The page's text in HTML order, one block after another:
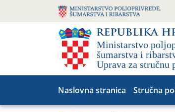
Naslovna stranica Stručna